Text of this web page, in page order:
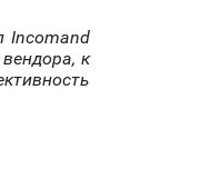
Incomand
к